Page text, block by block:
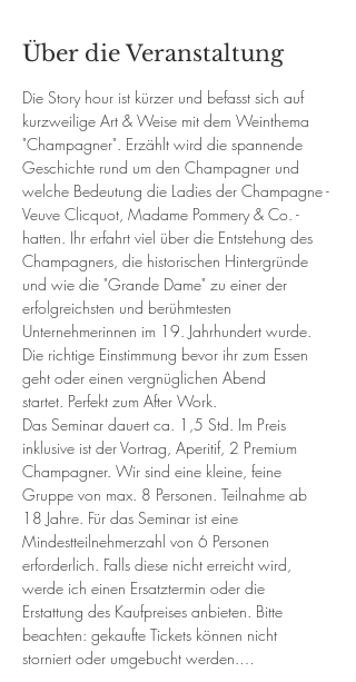
Über die Veranstaltung
Die Story hour ist kürzer und befasst sich auf
kurzweilige Art & Weise mit dem Weinthema
"Champagner". Erzählt wird die spannende
Geschichte rund um den Champagner und
welche Bedeutung die Ladies der Champagne -
Veuve Clicquot, Madame Pommery & Co. -
hatten. Ihr erfahrt viel über die Entstehung des
Champagners, die historischen Hintergründe
und wie die "Grande Dame" zu einer der
erfolgreichsten und berühmtesten
Unternehmerinnen im 19. Jahrhundert wurde.
Die richtige Einstimmung bevor ihr zum Essen
geht oder einen vergnüglichen Abend
startet. Perfekt zum After Work.
Das Seminar dauert ca. 1,5 Std. Im Preis
inklusive ist der Vortrag, Aperitif, 2 Premium
Champagner. Wir sind eine kleine, feine
Gruppe von max. 8 Personen. Teilnahme ab
18 Jahre. Für das Seminar ist eine
Mindestteilnehmerzahl von 6 Personen
erforderlich. Falls diese nicht erreicht wird,
werde ich einen Ersatztermin oder die
Erstattung des Kaufpreises anbieten. Bitte
beachten: gekaufte Tickets können nicht
storniert oder umgebucht werden.…